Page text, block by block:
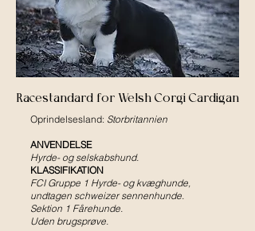
Racestandard for Welsh Corgi Cardigan
Oprindelsesland: Storbritannien
ANVENDELSE
Hyrde- og selskabshund.
KLASSIFIKATION
FCI Gruppe 1 Hyrde- og kvæghunde,
undtagen schweizer sennenhunde.
Sektion 1 Fårehunde.
Uden brugsprøve.